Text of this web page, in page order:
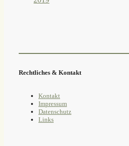
Rechtliches & Kontakt
Kontakt
Impressum
Datenschutz
Links